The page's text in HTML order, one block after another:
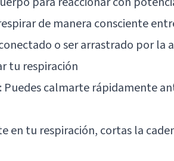
de manera consciente
o ser arrastrado por la
tu respiración
calmarte rápidamente
en tu respiración, cortas la